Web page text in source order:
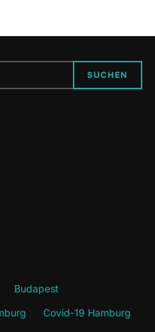
SUCHEN
Budapest
Covid-19 Hamburg